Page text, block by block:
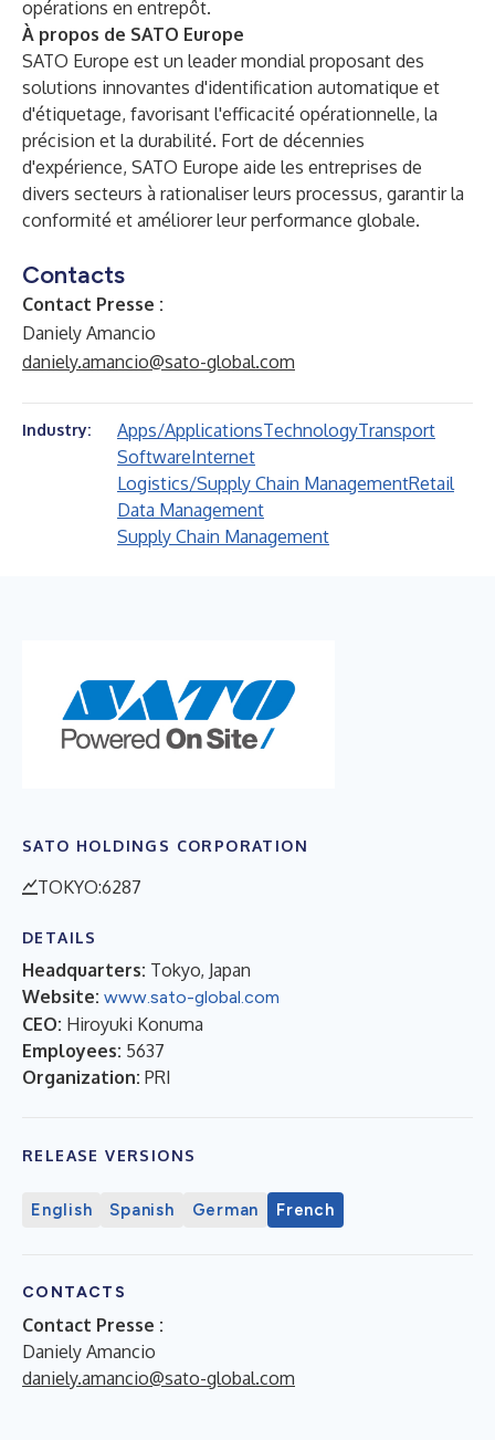
opérations en entrepôt.
À propos de SATO Europe
SATO Europe est un leader mondial proposant des
solutions innovantes d'identification automatique et
d'étiquetage, favorisant l'efficacité opérationnelle, la
précision et la durabilité. Fort de décennies
d'expérience, SATO Europe aide les entreprises de
divers secteurs à rationaliser leurs processus, garantir la
conformité et améliorer leur performance globale.
Contacts
Contact Presse :
Daniely Amancio
daniely.amancio@sato-global.com
Industry: Apps/ApplicationsTechnologyTransport
SoftwareInternet
Logistics/Supply Chain ManagementRetail
Data Management
Supply Chain Management
SATO HOLDINGS CORPORATION
TOKYO:6287
DETAILS
Headquarters: Tokyo, Japan
Website: www.sato-global.com
CEO: Hiroyuki Konuma
Employees: 5637
Organization: PRI
RELEASE VERSIONS
English Spanish German French
CONTACTS
Contact Presse :
Daniely Amancio
daniely.amancio@sato-global.com